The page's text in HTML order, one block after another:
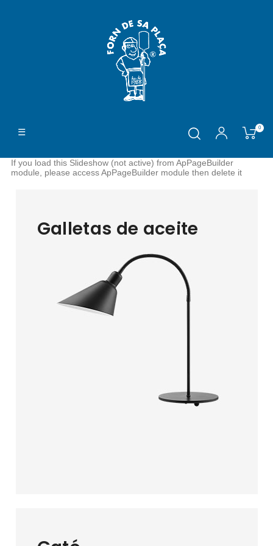
Navegación
☰ 0
If you load this Slideshow (not active) from ApPageBuilder
module, please access ApPageBuilder module then delete it
Galletas de aceite